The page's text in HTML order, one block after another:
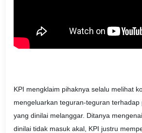
KPI mengklaim pihaknya selalu melihat
mengeluarkan teguran-teguran terhadap
yang dinilai melanggar. Ditanya
dinilai tidak masuk akal, KPI justru